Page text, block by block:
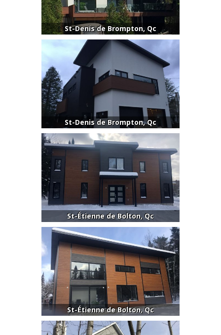
St-Denis de Brompton, Qc
St-Denis de Brompton, Qc
St-Étienne de Bolton, Qc
St-Étienne de Bolton, Qc